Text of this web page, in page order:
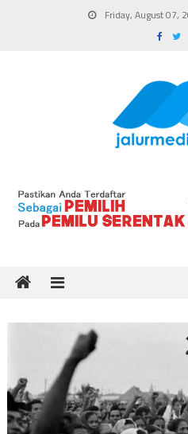
Friday, August 07,